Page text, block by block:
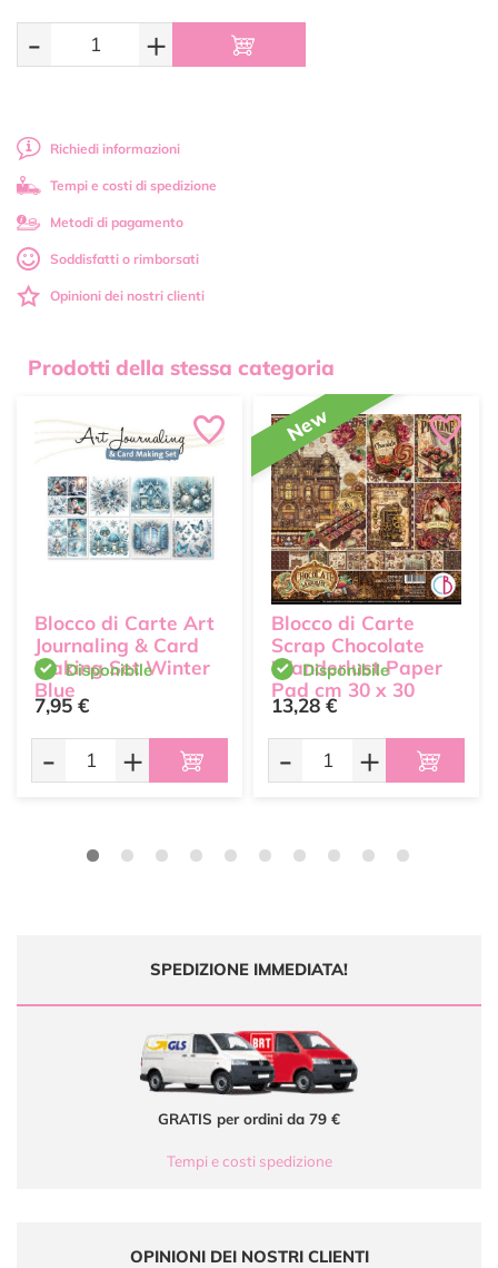
- +
Richiedi informazioni
Tempi e costi di spedizione
Metodi di pagamento
Soddisfatti o rimborsati
Opinioni dei nostri clienti
Prodotti della stessa categoria
Blocco di Carte Art
Journaling & Card
Making Set Winter
Blue
Disponibile
7,95 €
- +
New
Blocco di Carte
Scrap Chocolate
Wanderlust Paper
Pad cm 30 x 30
Ciao Bella
Disponibile
13,28 €
- +
SPEDIZIONE IMMEDIATA!
GRATIS per ordini da 79 €
Tempi e costi spedizione
OPINIONI DEI NOSTRI CLIENTI